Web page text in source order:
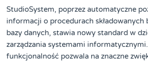
StudioSystem, poprzez automatyczne
informacji o procedurach składowanych
bazy danych, stawia nowy standard w
zarządzania systemami
funkcjonalność pozwala na znaczne